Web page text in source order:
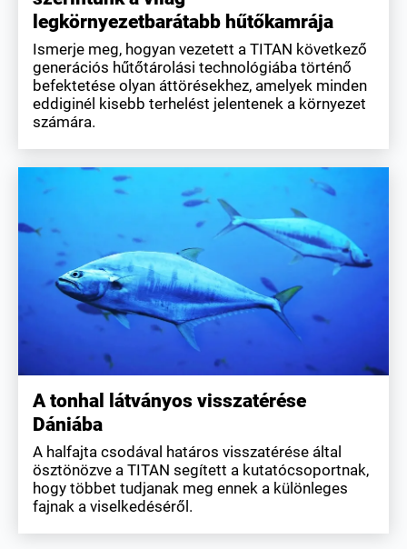
legkörnyezetbarátabb hűtőkamrája
Ismerje meg, hogyan vezetett a TITAN következő
generációs hűtőtárolási technológiába történő
befektetése olyan áttörésekhez, amelyek minden
eddiginél kisebb terhelést jelentenek a környezet
számára.
A tonhal látványos visszatérése
Dániába
A halfajta csodával határos visszatérése által
ösztönözve a TITAN segített a kutatócsoportnak,
hogy többet tudjanak meg ennek a különleges
fajnak a viselkedéséről.